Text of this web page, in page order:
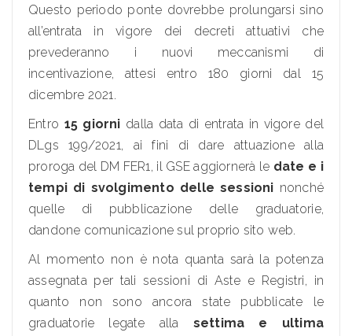
Questo periodo ponte dovrebbe prolungarsi sino
all’entrata in vigore dei decreti attuativi che
prevederanno i nuovi meccanismi di
incentivazione, attesi entro 180 giorni dal 15
dicembre 2021.
Entro 15 giorni dalla data di entrata in vigore del
DLgs 199/2021, ai fini di dare attuazione alla
proroga del DM FER1, il GSE aggiornerà le date e i
tempi di svolgimento delle sessioni nonché
quelle di pubblicazione delle graduatorie,
dandone comunicazione sul proprio sito web.
Al momento non è nota quanta sarà la potenza
assegnata per tali sessioni di Aste e Registri, in
quanto non sono ancora state pubblicate le
graduatorie legate alla settima e ultima